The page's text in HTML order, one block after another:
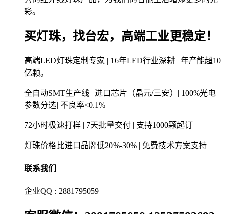
彩。
买灯珠，找台宏，高端工业更稳定！
高端LED灯珠定制专家 | 16年LED行业深耕 | 年产能超10
亿颗。
全自动SMT生产线 | 进口芯片（晶元/三安）| 100%光电
参数分选| 不良率<0.1%
72小时极速打样 | 7天批量交付 | 支持1000颗起订
灯珠价格比进口品牌低20%-30% | 免费技术方案支持
联系我们
企业QQ : 2881795059